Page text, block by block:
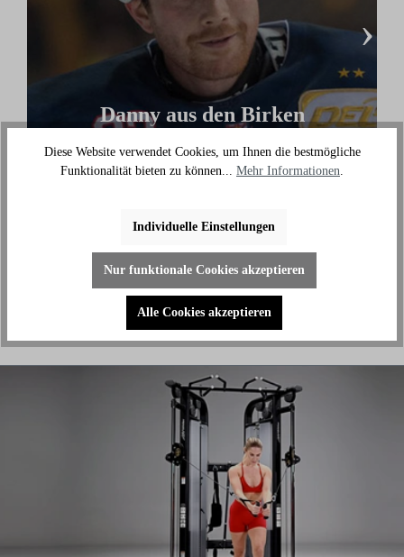
Danny aus den Birken
(Eishockey Olympionike & 3-facher deutscher
Meister)
›
Diese Website verwendet Cookies, um Ihnen die bestmögliche
Funktionalität bieten zu können... Mehr Informationen.
Individuelle Einstellungen
Nur funktionale Cookies akzeptieren
Alle Cookies akzeptieren